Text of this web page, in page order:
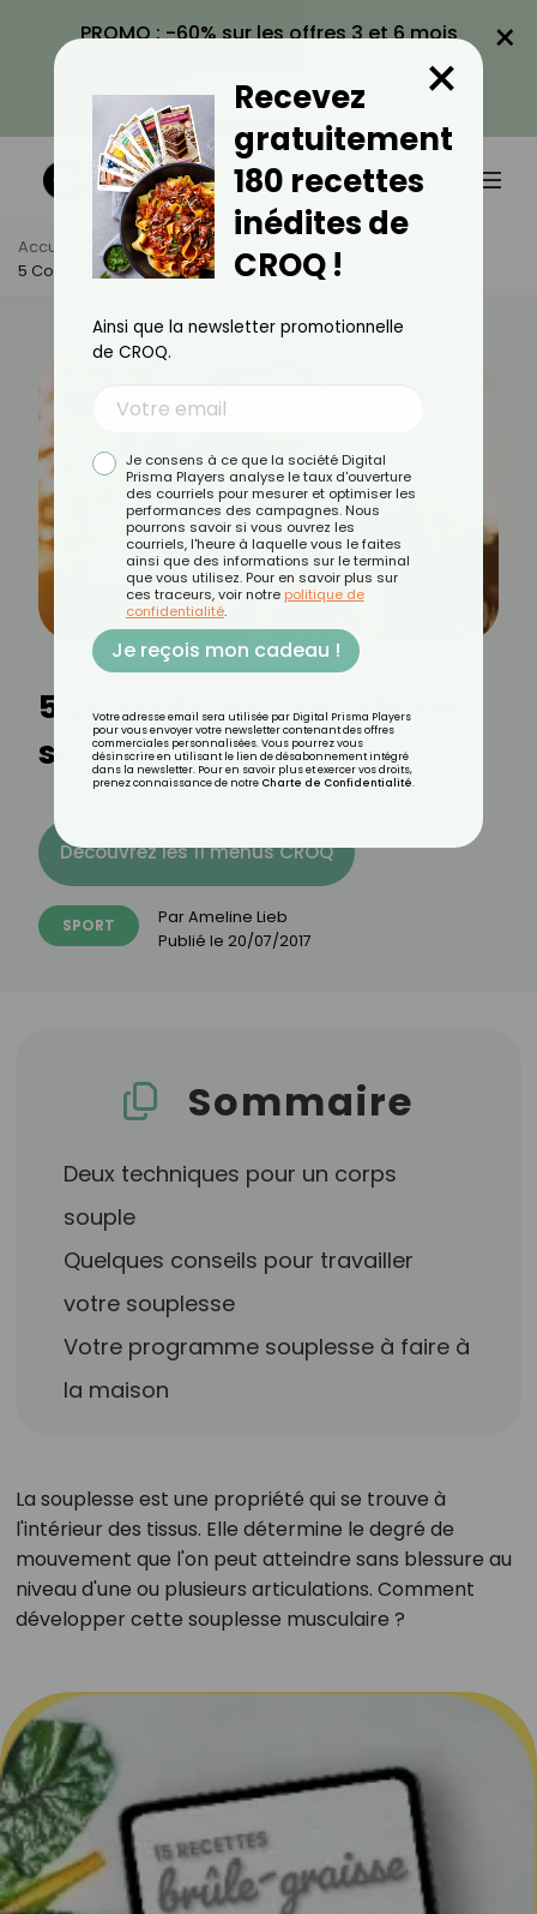
PROMO : -60% sur les offres 3 et 6 mois
VOIR LA PROMO
×
Accueil Actus
Sport
5 Conseils Pour Améliorer Sa Souplesse
5 conseils pour améliorer
sa souplesse
Découvrez les 11 menus CROQ
SPORT ParAmeline Lieb
Publié le 20/07/2017
Sommaire
Deux techniques pour un corps
souple
Quelques conseils pour travailler
votre souplesse
Votre programme souplesse à faire à
la maison
La souplesse est une propriété qui se trouve à
l'intérieur des tissus. Elle détermine le degré de
mouvement que l'on peut atteindre sans blessure au
niveau d'une ou plusieurs articulations. Comment
développer cette souplesse musculaire ?
Recevez
gratuitement
180 recettes
inédites de
CROQ !
×
Ainsi que la newsletter promotionnelle
de CROQ.
Je consens à ce que la société Digital
Prisma Players analyse le taux d'ouverture
des courriels pour mesurer et optimiser les
performances des campagnes. Nous
pourrons savoir si vous ouvrez les
courriels, l'heure à laquelle vous le faites
ainsi que des informations sur le terminal
que vous utilisez. Pour en savoir plus sur
ces traceurs, voir notre politique de
confidentialité.
Je reçois mon cadeau !
Votre adresse email sera utilisée par Digital Prisma Players
pour vous envoyer votre newsletter contenant des offres
commerciales personnalisées. Vous pourrez vous
désinscrire en utilisant le lien de désabonnement intégré
dans la newsletter. Pour en savoir plus et exercer vos droits,
prenez connaissance de notre Charte de Confidentialité.